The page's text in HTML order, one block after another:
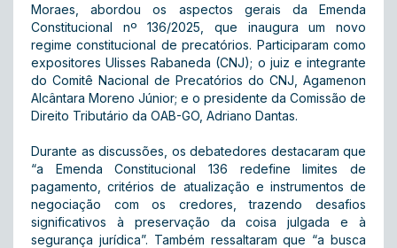
Moraes, abordou os aspectos gerais da Emenda
Constitucional nº 136/2025, que inaugura um novo
regime constitucional de precatórios. Participaram como
expositores Ulisses Rabaneda (CNJ); o juiz e integrante
do Comitê Nacional de Precatórios do CNJ, Agamenon
Alcântara Moreno Júnior; e o presidente da Comissão de
Direito Tributário da OAB-GO, Adriano Dantas.
Durante as discussões, os debatedores destacaram que
“a Emenda Constitucional 136 redefine limites de
pagamento, critérios de atualização e instrumentos de
negociação com os credores, trazendo desafios
significativos à preservação da coisa julgada e à
segurança jurídica”. Também ressaltaram que “a busca